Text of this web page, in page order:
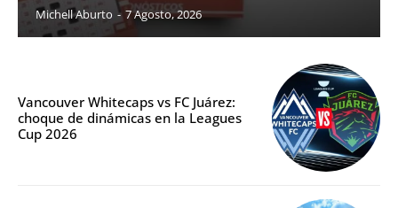
Michell Aburto - 7 Agosto, 2026
Vancouver Whitecaps vs FC Juárez:
choque de dinámicas en la Leagues
Cup 2026